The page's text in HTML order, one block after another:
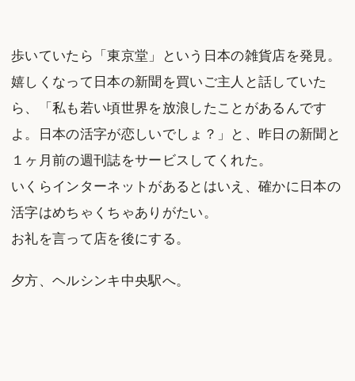
歩いていたら「東京堂」という日本の雑貨店を発見。
嬉しくなって日本の新聞を買いご主人と話していた
ら、「私も若い頃世界を放浪したことがあるんです
よ。日本の活字が恋しいでしょ？」と、昨日の新聞と
１ヶ月前の週刊誌をサービスしてくれた。
いくらインターネットがあるとはいえ、確かに日本の
活字はめちゃくちゃありがたい。
お礼を言って店を後にする。
夕方、ヘルシンキ中央駅へ。